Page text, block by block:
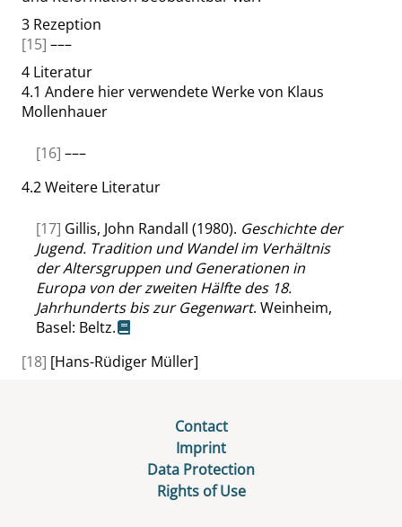
3 Rezeption
[15] –––
4 Literatur
4.1 Andere hier verwendete Werke von Klaus
Mollenhauer
[16] –––
4.2Weitere Literatur
[17] Gillis, John Randall (1980). Geschichte der
Jugend. Tradition und Wandel im Verhältnis
der Altersgruppen und Generationen in
Europa von der zweiten Hälfte des 18.
Jahrhunderts bis zur Gegenwart. Weinheim,
Basel: Beltz.
[18] [Hans-Rüdiger Müller]
Contact
Imprint
Data Protection
Rights of Use